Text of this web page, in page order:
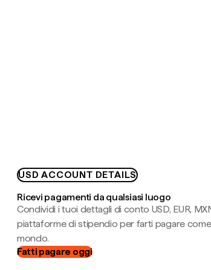
USD ACCOUNT DETAILS
Ricevi pagamenti da qualsiasi luogo
Condividi i tuoi dettagli di conto USD, EUR,
piattaforme di stipendio per farti pagare
mondo.
Fatti pagare oggi